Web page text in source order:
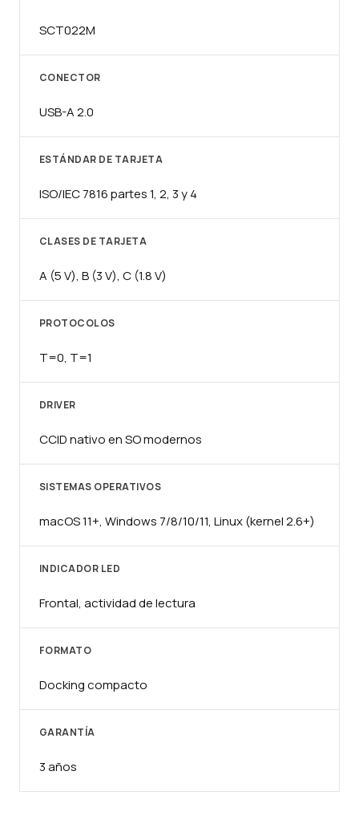
SCT022M
CONECTOR
USB-A 2.0
ESTÁNDAR DE TARJETA
ISO/IEC 7816 partes 1, 2, 3 y 4
CLASES DE TARJETA
A (5 V), B (3 V), C (1.8 V)
PROTOCOLOS
T=0, T=1
DRIVER
CCID nativo en SO modernos
SISTEMAS OPERATIVOS
macOS 11+, Windows 7/8/10/11, Linux (kernel 2.6+)
INDICADOR LED
Frontal, actividad de lectura
FORMATO
Docking compacto
GARANTÍA
3 años